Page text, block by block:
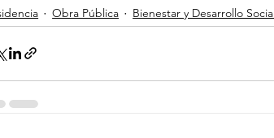
Obra Pública Bienestar y Desarrollo Social